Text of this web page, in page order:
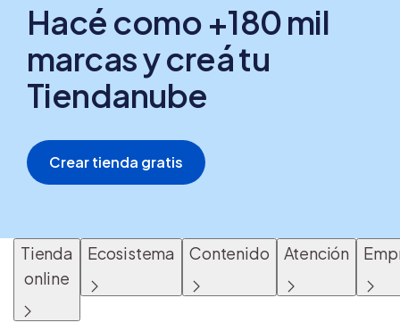
Hacé como +180 mil
marcas y creá tu
Tiendanube
Crear tienda gratis
Tienda
online
Ecosistema Contenido Atención